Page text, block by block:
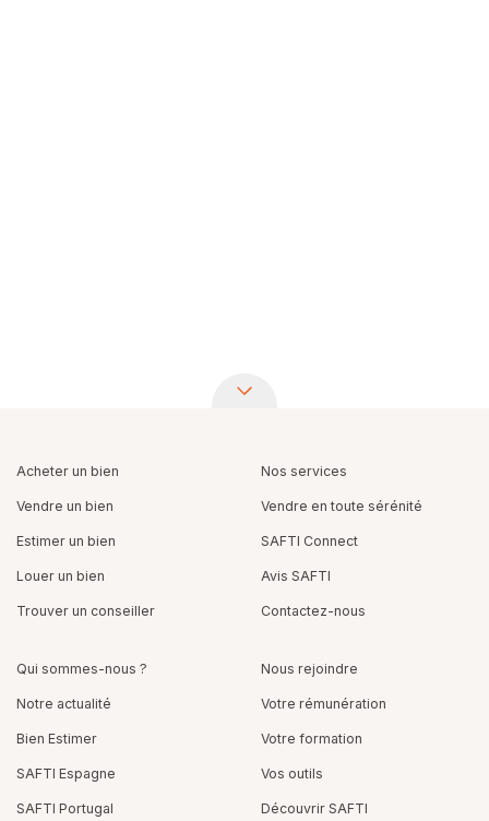
Acheter un bien
Vendre un bien
Estimer un bien
Louer un bien
Trouver un conseiller
Nos services
Vendre en toute sérénité
SAFTI Connect
Avis SAFTI
Contactez-nous
Qui sommes-nous ?
Notre actualité
Bien Estimer
SAFTI Espagne
SAFTI Portugal
Nous rejoindre
Votre rémunération
Votre formation
Vos outils
Découvrir SAFTI